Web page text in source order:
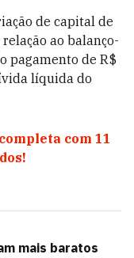
de capital de
ao balanço-
pagamento de R$
líquida do
com 11
mais baratos